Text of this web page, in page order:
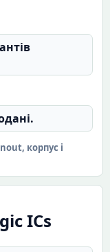
корпус і
ICs